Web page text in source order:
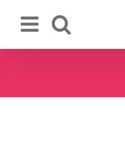
Inhalt